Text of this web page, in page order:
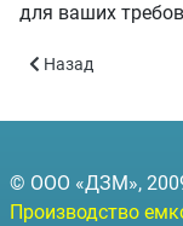
для ваших
Предыдущий:
Назад
© ООО «ДЗМ»,
Производство